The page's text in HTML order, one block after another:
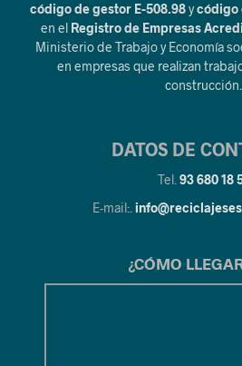
código de gestor E-508.98ycódigo
en el Registro de Empresas
Ministerio de Trabajo y Economía
en empresas que realizan
construcción.
DATOS DE
Tel. 93 680 18
E-mail:.
¿CÓMO